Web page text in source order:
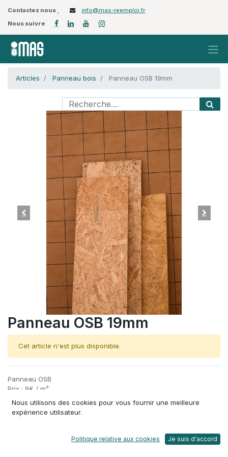
Contactez nous
info@mas-reemploi.fr
Nous suivre
Articles Panneau bois Panneau OSB 19mm
Panneau OSB 19mm
Cet article n'est plus disponible.
Panneau OSB
Prix : 9€ / m²
Etat: Moyen
Matière : Bois
Aspect : panneau de particules, lamelles et copeaux minces
Poids: environ 11 kg / m²
Nous utilisons des cookies pour vous fournir une meilleure
expérience utilisateur.
Politique relative aux cookies Je suis d'accord